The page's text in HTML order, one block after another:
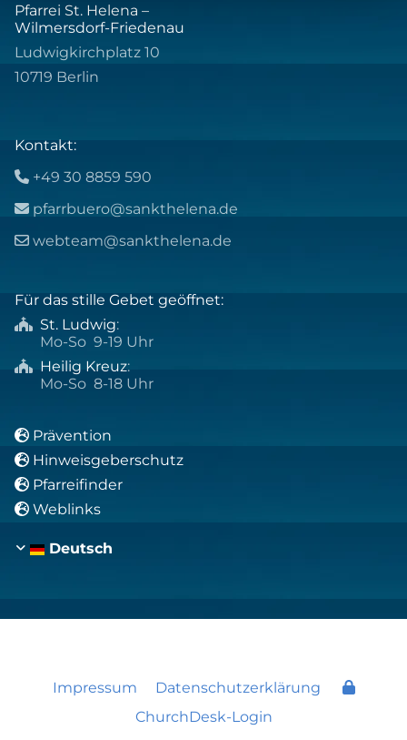
Pfarrei St. Helena –
Wilmersdorf-Friedenau
Ludwigkirchplatz 10
10719 Berlin
Kontakt:
 +49 30 8859 590
 pfarrbuero@sankthelena.de
 webteam@sankthelena.de
Für das stille Gebet geöffnet:
 St. Ludwig:
Mo-So 9-19 Uhr
 Heilig Kreuz:
Mo-So 8-18 Uhr
 Prävention
 Hinweisgeberschutz
 Pfarreifinder
 Weblinks
Deutsch
Impressum
Datenschutzerklärung
ChurchDesk-Login